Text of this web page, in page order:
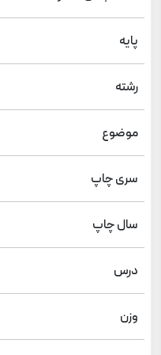
پایه
رشته
موضوع
سری چاپ
سال چاپ
درس
وزن